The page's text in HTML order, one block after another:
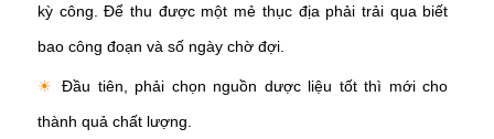
kỳ công. Để thu được một mẻ thục địa phải trải qua biết
bao công đoạn và số ngày chờ đợi.
☀Đầu tiên, phải chọn nguồn dược liệu tốt thì mới cho
thành quả chất lượng.